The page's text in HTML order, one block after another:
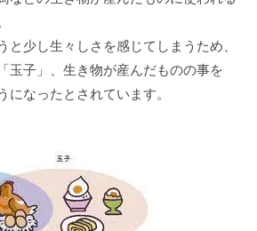
と少し⽣々しさを感じてしまうため、
⽟⼦」、⽣き物が産んだものの事を
になったとされています。